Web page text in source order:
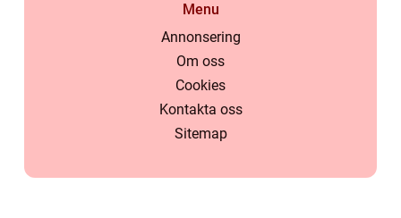
Menu
Annonsering
Om oss
Cookies
Kontakta oss
Sitemap